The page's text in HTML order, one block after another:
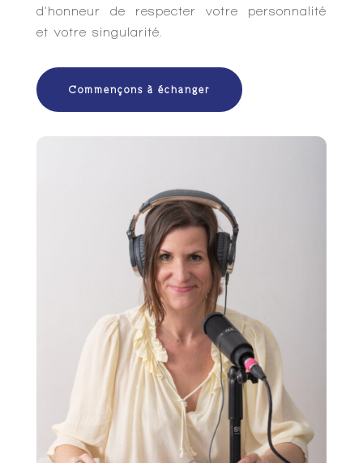
d’honneur de respecter votre personnalité
et votre singularité.
Commençons à échanger